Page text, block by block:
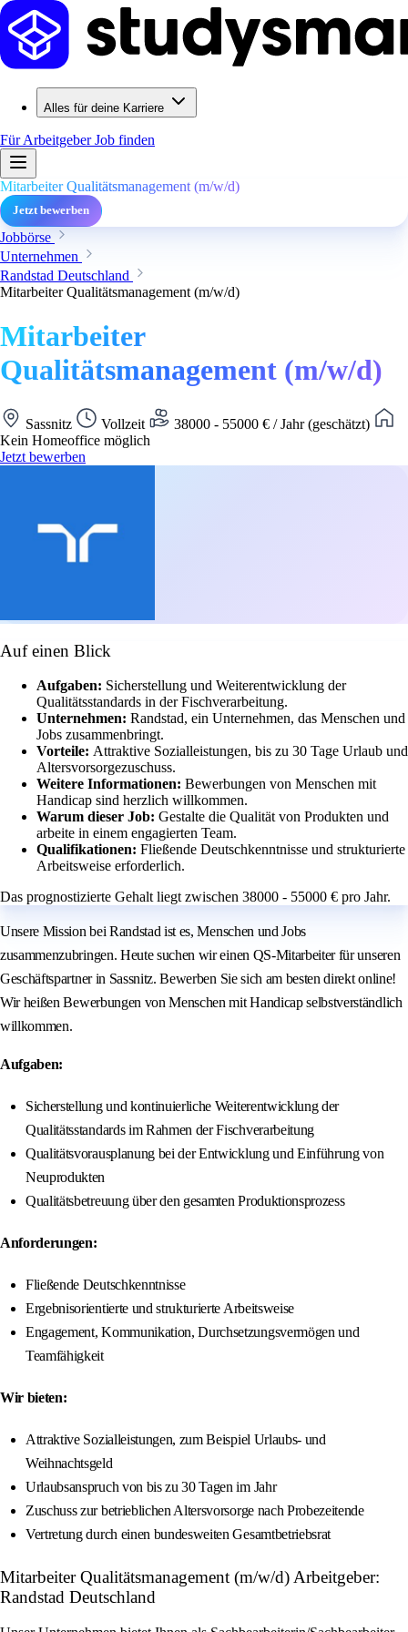
Alles für deine Karriere
Für ArbeitgeberJob finden
Mitarbeiter Qualitätsmanagement (m/w/d)
Jetzt bewerben
Jobbörse
Unternehmen
Randstad Deutschland
Mitarbeiter Qualitätsmanagement (m/w/d)
Mitarbeiter
Qualitätsmanagement (m/w/d)
Sassnitz Vollzeit
38000 - 55000 € / Jahr (geschätzt)
Kein Homeoffice möglich
Jetzt bewerben
Auf einen Blick
Aufgaben: Sicherstellung und Weiterentwicklung der
Qualitätsstandards in der Fischverarbeitung.
Unternehmen: Randstad, ein Unternehmen, das Menschen und
Jobs zusammenbringt.
Vorteile: Attraktive Sozialleistungen, bis zu 30 Tage Urlaub und
Altersvorsorgezuschuss.
Weitere Informationen: Bewerbungen von Menschen mit
Handicap sind herzlich willkommen.
Warum dieser Job: Gestalte die Qualität von Produkten und
arbeite in einem engagierten Team.
Qualifikationen: Fließende Deutschkenntnisse und strukturierte
Arbeitsweise erforderlich.
Das prognostizierte Gehalt liegt zwischen 38000 - 55000 € pro Jahr.
Unsere Mission bei Randstad ist es, Menschen und Jobs
zusammenzubringen. Heute suchen wir einen QS-Mitarbeiter für unseren
Geschäftspartner in Sassnitz. Bewerben Sie sich am besten direkt online!
Wir heißen Bewerbungen von Menschen mit Handicap selbstverständlich
willkommen.
Aufgaben:
Sicherstellung und kontinuierliche Weiterentwicklung der
Qualitätsstandards im Rahmen der Fischverarbeitung
Qualitätsvorausplanung bei der Entwicklung und Einführung von
Neuprodukten
Qualitätsbetreuung über den gesamten Produktionsprozess
Anforderungen:
Fließende Deutschkenntnisse
Ergebnisorientierte und strukturierte Arbeitsweise
Engagement, Kommunikation, Durchsetzungsvermögen und
Teamfähigkeit
Wir bieten:
Attraktive Sozialleistungen, zum Beispiel Urlaubs- und
Weihnachtsgeld
Urlaubsanspruch von bis zu 30 Tagen im Jahr
Zuschuss zur betrieblichen Altersvorsorge nach Probezeitende
Vertretung durch einen bundesweiten Gesamtbetriebsrat
Mitarbeiter Qualitätsmanagement (m/w/d) Arbeitgeber:
Randstad Deutschland